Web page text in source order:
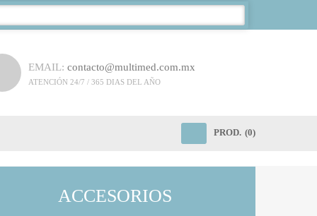
EMAIL:contacto@multimed.com.mx
ATENCIÓN 24/7 / 365 DIAS DEL AÑO
PROD. (0)
ACCESORIOS